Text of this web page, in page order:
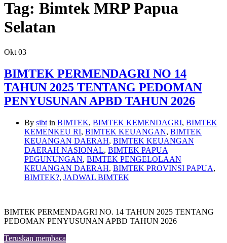
Tag: Bimtek MRP Papua
Selatan
Okt 03
BIMTEK PERMENDAGRI NO 14
TAHUN 2025 TENTANG PEDOMAN
PENYUSUNAN APBD TAHUN 2026
By sibt in BIMTEK, BIMTEK KEMENDAGRI, BIMTEK
KEMENKEU RI, BIMTEK KEUANGAN, BIMTEK
KEUANGAN DAERAH, BIMTEK KEUANGAN
DAERAH NASIONAL, BIMTEK PAPUA
PEGUNUNGAN, BIMTEK PENGELOLAAN
KEUANGAN DAERAH, BIMTEK PROVINSI PAPUA,
BIMTEK?, JADWAL BIMTEK
BIMTEK PERMENDAGRI NO. 14 TAHUN 2025 TENTANG
PEDOMAN PENYUSUNAN APBD TAHUN 2026
Teruskan membaca